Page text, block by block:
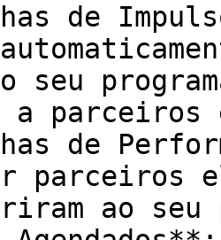
de
seu
parceiros
de
parceiros
ao seu